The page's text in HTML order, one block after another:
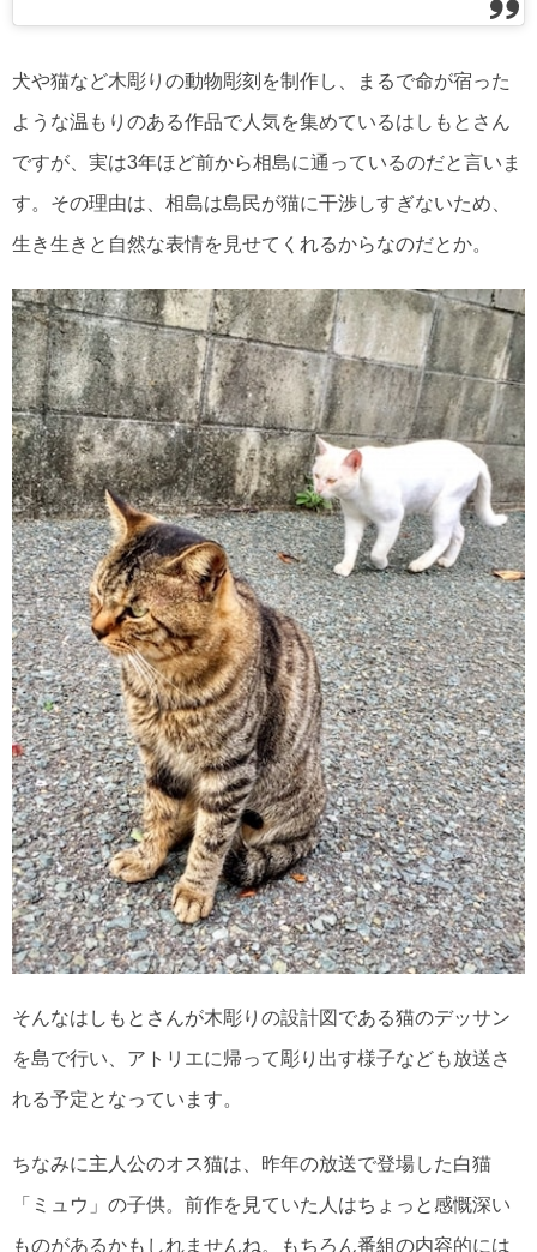
犬や猫など木彫りの動物彫刻を制作し、まるで命が宿った
ような温もりのある作品で人気を集めているはしもとさん
ですが、実は3年ほど前から相島に通っているのだと言いま
す。その理由は、相島は島民が猫に干渉しすぎないため、
生き生きと自然な表情を見せてくれるからなのだとか。
そんなはしもとさんが木彫りの設計図である猫のデッサン
を島で行い、アトリエに帰って彫り出す様子なども放送さ
れる予定となっています。
ちなみに主人公のオス猫は、昨年の放送で登場した白猫
「ミュウ」の子供。前作を見ていた人はちょっと感慨深い
ものがあるかもしれませんね。もちろん番組の内容的には